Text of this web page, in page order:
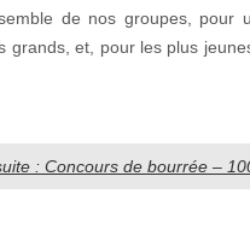
de nos groupes, pour
et, pour les plus
: Concours de bourrée –